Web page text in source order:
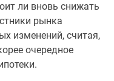
ли вновь снижать
рынка
изменений, считая,
очередное